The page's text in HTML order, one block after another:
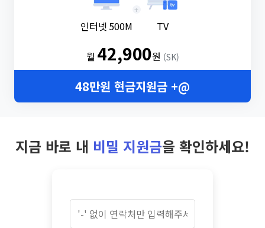
인터넷 500M
+
TV
월 42,900원 (SK)
48만원 현금지원금 +@
지금 바로 내 비밀 지원금을 확인하세요!